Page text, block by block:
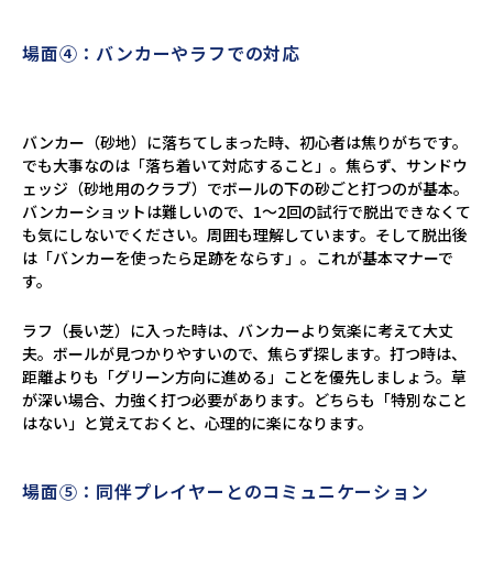
場面④：バンカーやラフでの対応
バンカー（砂地）に落ちてしまった時、初心者は焦りがちです。
でも大事なのは「落ち着いて対応すること」。焦らず、サンドウ
ェッジ（砂地用のクラブ）でボールの下の砂ごと打つのが基本。
バンカーショットは難しいので、1～2回の試行で脱出できなくて
も気にしないでください。周囲も理解しています。そして脱出後
は「バンカーを使ったら足跡をならす」。これが基本マナーで
す。
ラフ（長い芝）に入った時は、バンカーより気楽に考えて大丈
夫。ボールが見つかりやすいので、焦らず探します。打つ時は、
距離よりも「グリーン方向に進める」ことを優先しましょう。草
が深い場合、力強く打つ必要があります。どちらも「特別なこと
はない」と覚えておくと、心理的に楽になります。
場面⑤：同伴プレイヤーとのコミュニケーション